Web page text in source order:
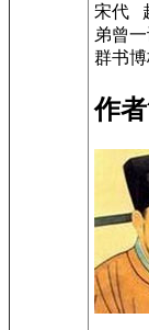
宋代
弟曾
群书博
作